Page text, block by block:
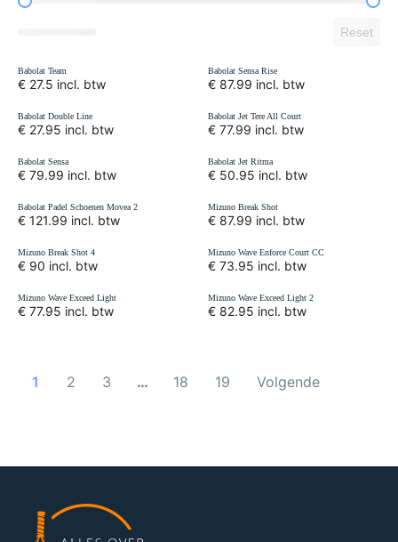
Reset
Babolat Team
€ 27.5 incl. btw
Babolat Sensa Rise
€ 87.99 incl. btw
Babolat Double Line
€ 27.95 incl. btw
Babolat Jet Tere All Court
€ 77.99 incl. btw
Babolat Sensa
€ 79.99 incl. btw
Babolat Jet Ritma
€ 50.95 incl. btw
Babolat Padel Schoenen Movea 2
€ 121.99 incl. btw
Mizuno Break Shot
€ 87.99 incl. btw
Mizuno Break Shot 4
€ 90 incl. btw
Mizuno Wave Enforce Court CC
€ 73.95 incl. btw
Mizuno Wave Exceed Light
€ 77.95 incl. btw
Mizuno Wave Exceed Light 2
€ 82.95 incl. btw
1 2 3 … 18 19 Volgende